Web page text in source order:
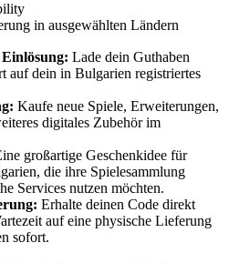
Lade dein Guthaben
auf dein in Bulgarien registriertes
Kaufe neue Spiele, Erweiterungen,
digitales Zubehör im
großartige Geschenkidee für
die ihre Spielesammlung
Services nutzen möchten.
Erhalte deinen Code direkt
auf eine physische Lieferung
sofort.
in ausgewählten Ländern